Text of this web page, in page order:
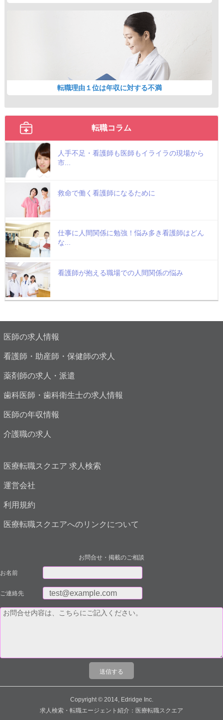
転職理由１位は年収に対する不満
転職コラム
人手不足・看護師も医師もイライラの現場から
市...
救命で働く看護師になるために
仕事に人間関係に勉強！悩み多き看護師はどん
な...
看護師が抱える職場での人間関係の悩み
医師の求人情報
看護師・助産師・保健師の求人
薬剤師の求人・派遣
歯科医師・歯科衛生士の求人情報
医師の年収情報
介護職の求人
医療転職スクエア 求人検索
運営会社
利用規約
医療転職スクエアへのリンクについて
お問合せ・掲載のご相談
お名前
ご連絡先
Copyright © 2014, Edridge Inc.
求人検索・転職エージェント紹介：医療転職スクエア